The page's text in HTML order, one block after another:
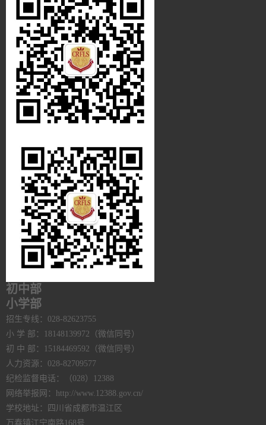
初中部
小学部
招生专线：028-82623755
小 学 部：18148139972（微信同号）
初 中 部：15184469592（微信同号）
人力资源：028-82709577
纪检监督电话：（028）12388
网络举报网：http://www.12388.gov.cn/
学校地址：四川省成都市温江区
万春镇江宁南路168号